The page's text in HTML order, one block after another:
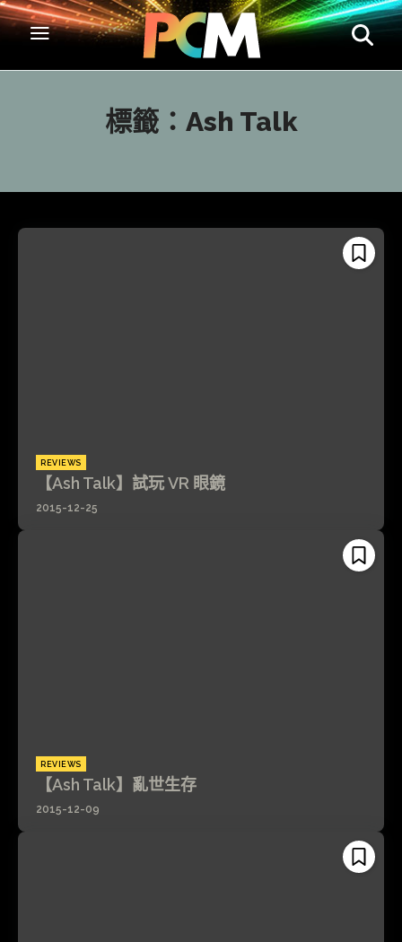
標籤： Ash Talk
REVIEWS
【Ash Talk】試玩 VR 眼鏡
2015-12-25
REVIEWS
【Ash Talk】亂世生存
2015-12-09